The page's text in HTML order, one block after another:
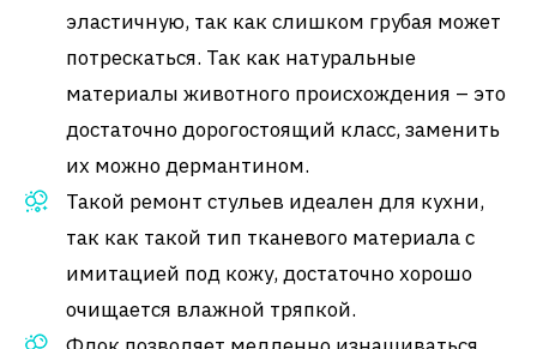
эластичную, так как слишком грубая может
потрескаться. Так как натуральные
материалы животного происхождения – это
достаточно дорогостоящий класс, заменить
их можно дермантином.
Такой ремонт стульев идеален для кухни,
так как такой тип тканевого материала с
имитацией под кожу, достаточно хорошо
очищается влажной тряпкой.